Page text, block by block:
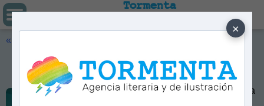
×
Tormenta
« Volver
Lucía Barrios
Lucía Barrios (Lugo, 1982) trabajó
varios años como diseñadora gráfica